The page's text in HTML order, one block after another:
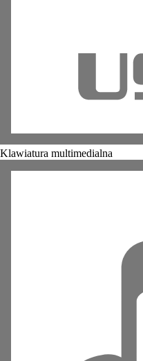
Klawiatura multimedialna